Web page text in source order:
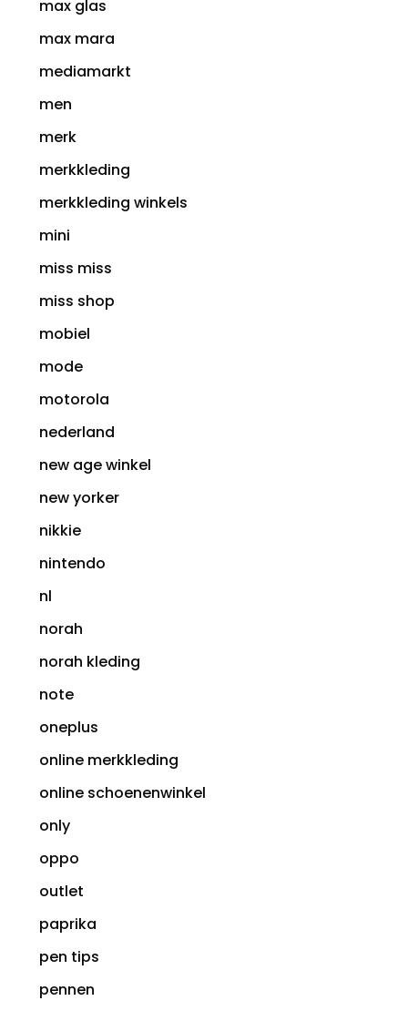
max glas
max mara
mediamarkt
men
merk
merkkleding
merkkleding winkels
mini
miss miss
miss shop
mobiel
mode
motorola
nederland
new age winkel
new yorker
nikkie
nintendo
nl
norah
norah kleding
note
oneplus
online merkkleding
online schoenenwinkel
only
oppo
outlet
paprika
pen tips
pennen